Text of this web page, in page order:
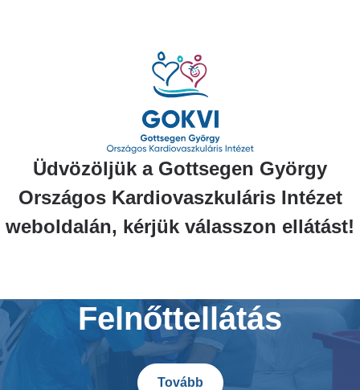
Üdvözöljük a Gottsegen György
Országos Kardiovaszkuláris Intézet
weboldalán, kérjük válasszon ellátást!
Felnőttellátás
Tovább